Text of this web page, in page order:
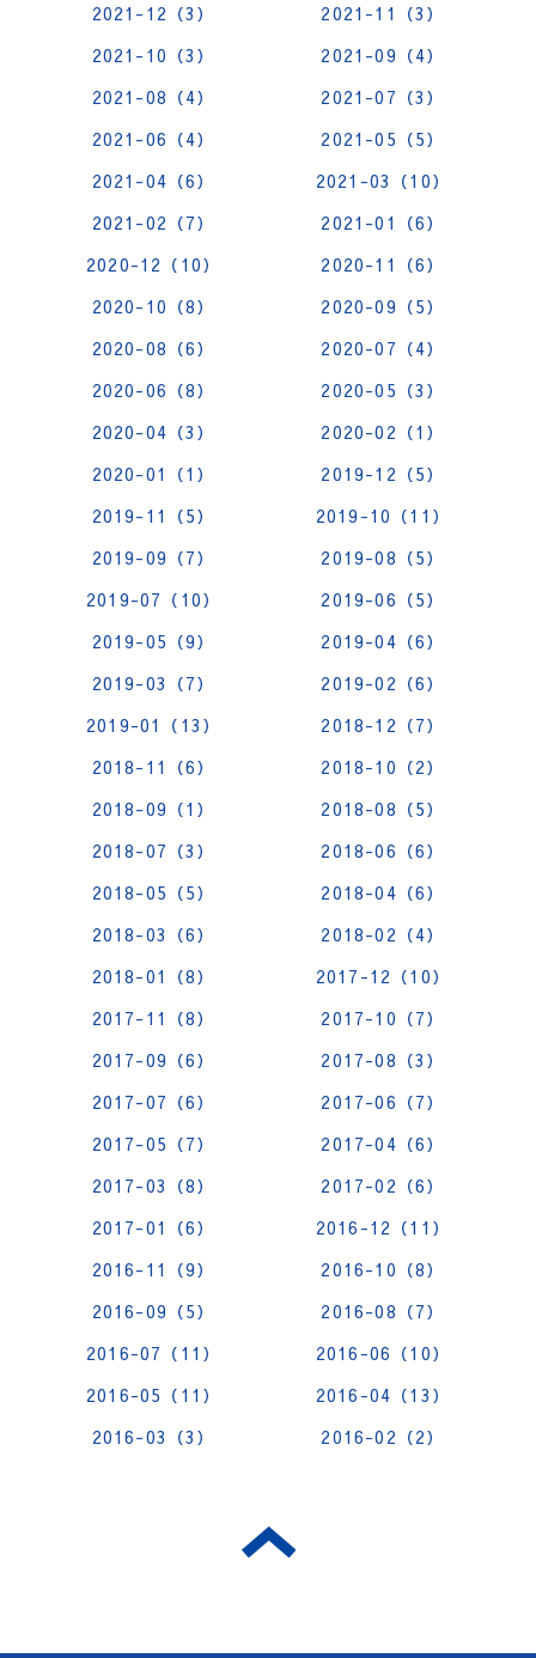
2021-12（3）
2021-11（3）
2021-10（3）
2021-09（4）
2021-08（4）
2021-07（3）
2021-06（4）
2021-05（5）
2021-04（6）
2021-03（10）
2021-02（7）
2021-01（6）
2020-12（10）
2020-11（6）
2020-10（8）
2020-09（5）
2020-08（6）
2020-07（4）
2020-06（8）
2020-05（3）
2020-04（3）
2020-02（1）
2020-01（1）
2019-12（5）
2019-11（5）
2019-10（11）
2019-09（7）
2019-08（5）
2019-07（10）
2019-06（5）
2019-05（9）
2019-04（6）
2019-03（7）
2019-02（6）
2019-01（13）
2018-12（7）
2018-11（6）
2018-10（2）
2018-09（1）
2018-08（5）
2018-07（3）
2018-06（6）
2018-05（5）
2018-04（6）
2018-03（6）
2018-02（4）
2018-01（8）
2017-12（10）
2017-11（8）
2017-10（7）
2017-09（6）
2017-08（3）
2017-07（6）
2017-06（7）
2017-05（7）
2017-04（6）
2017-03（8）
2017-02（6）
2017-01（6）
2016-12（11）
2016-11（9）
2016-10（8）
2016-09（5）
2016-08（7）
2016-07（11）
2016-06（10）
2016-05（11）
2016-04（13）
2016-03（3）
2016-02（2）